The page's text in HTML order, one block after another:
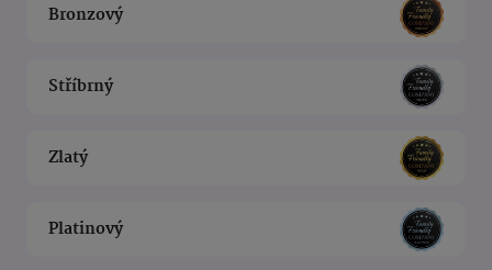
Bronzový
Stříbrný
Zlatý
Platinový